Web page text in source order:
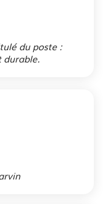
du poste :
durable.